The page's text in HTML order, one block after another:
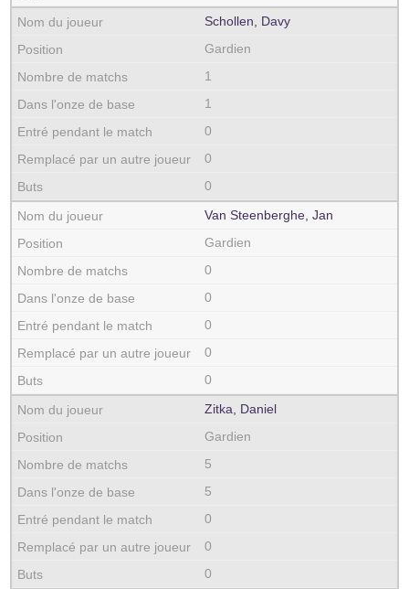
Schollen, Davy
Gardien
1
1
0
0
0
Van Steenberghe, Jan
Gardien
0
0
0
0
0
Zitka, Daniel
Gardien
5
5
0
0
0